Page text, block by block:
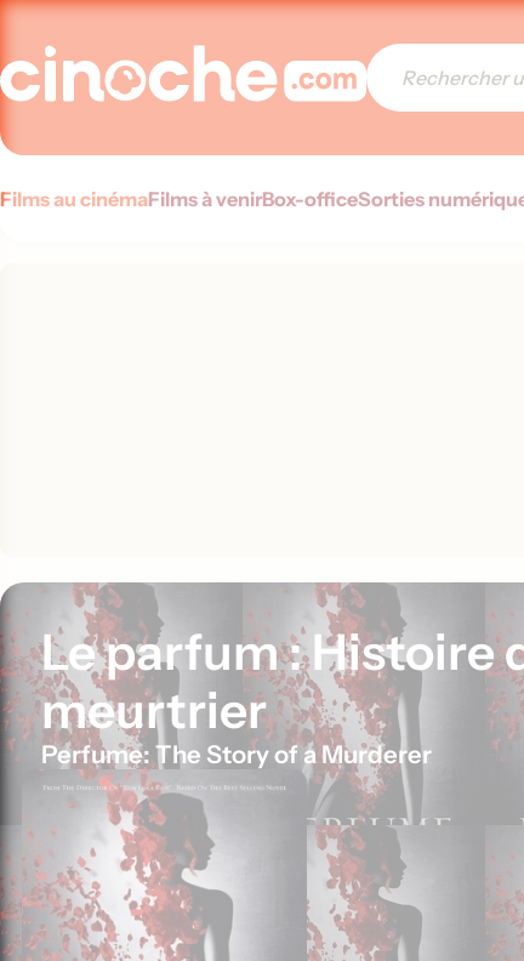
Films au cinémaFilms à venirBox-officeSorties
Le parfum : Histoire
meurtrier
Perfume: The Story of a Murderer